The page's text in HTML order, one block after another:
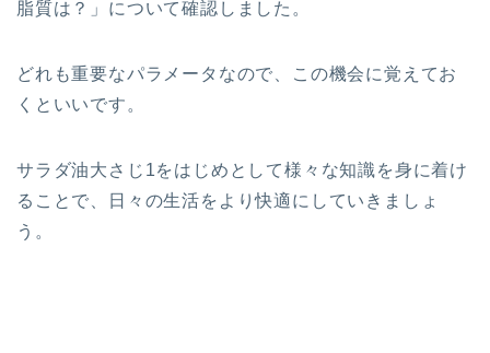
脂質は？」について確認しました。
どれも重要なパラメータなので、この機会に覚えてお
くといいです。
サラダ油大さじ1をはじめとして様々な知識を身に着け
ることで、日々の生活をより快適にしていきましょ
う。